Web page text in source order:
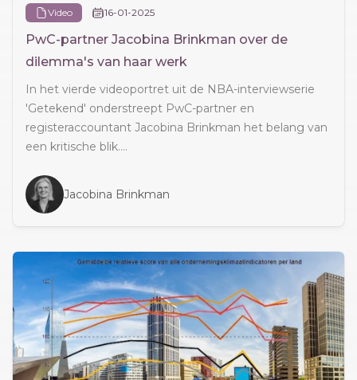
Video 16-01-2025
PwC-partner Jacobina Brinkman over de
dilemma's van haar werk
In het vierde videoportret uit de NBA-interviewserie
'Getekend' onderstreept PwC-partner en
registeraccountant Jacobina Brinkman het belang van
een kritische blik....
Jacobina Brinkman